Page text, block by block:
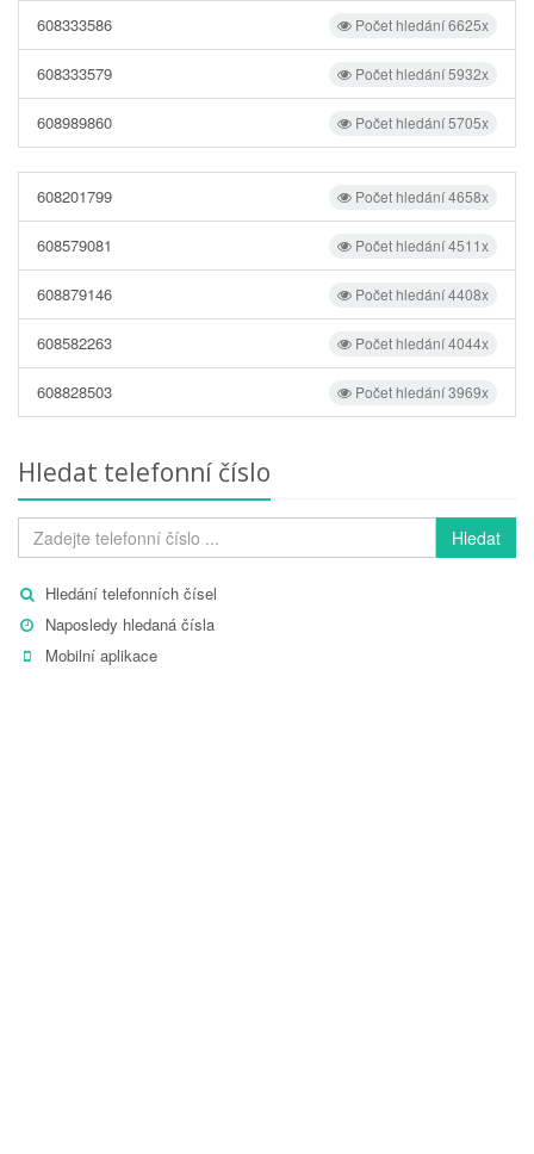
Počet hledání 6625x
608333586
Počet hledání 5932x
608333579
Počet hledání 5705x
608989860
Počet hledání 4658x
608201799
Počet hledání 4511x
608579081
Počet hledání 4408x
608879146
Počet hledání 4044x
608582263
Počet hledání 3969x
608828503
Hledat telefonní číslo
Hledat
Hledání telefonních čísel
Naposledy hledaná čísla
Mobilní aplikace